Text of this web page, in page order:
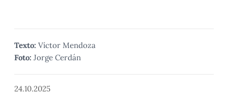
Texto: Víctor Mendoza
Foto: Jorge Cerdán
24.10.2025